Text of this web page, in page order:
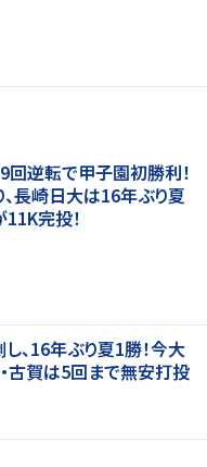
回逆転で甲子園初勝利！
長崎日大は16年ぶり夏
完投！
、16年ぶり夏1勝！今大
古賀は5回まで無安打投